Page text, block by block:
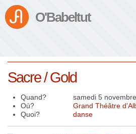
O'Babeltut
Sacre / Gold
Quand?
samedi 5
Où?
Grand Théâtre
Quoi?
danse